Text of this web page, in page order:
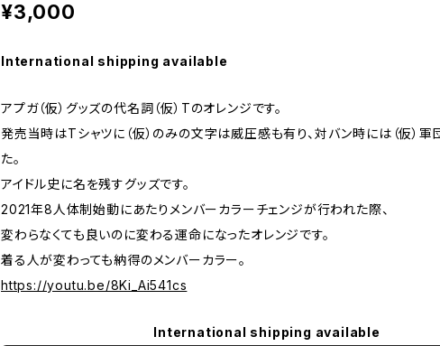
¥3,000
International shipping available
アプガ（仮）グッズの代名詞（仮）Tのオレンジです。
発売当時はTシャツに（仮）のみの文字は威圧感も有り、対バン時には（仮）軍
た。
アイドル史に名を残すグッズです。
2021年8人体制始動にあたりメンバーカラーチェンジが行われた際、
変わらなくても良いのに変わる運命になったオレンジです。
着る人が変わっても納得のメンバーカラー。
https://youtu.be/8Ki_Ai541cs
International shipping available